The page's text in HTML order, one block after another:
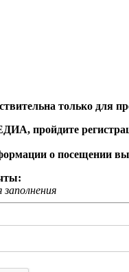
только для
пройдите
о посещении
заполнения